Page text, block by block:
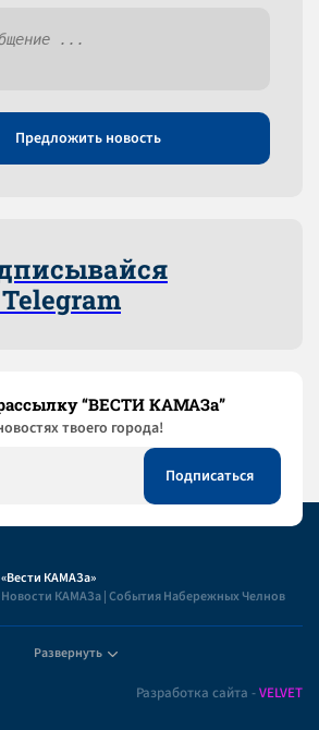
Предложить новость
“ВЕСТИ КАМАЗа”
твоего города!
«Вести КАМАЗа»
Новости КАМАЗа | События Набережных Челнов
Развернуть
Разработка сайта -VELVET